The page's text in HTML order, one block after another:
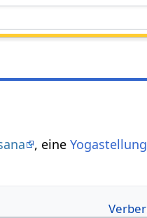
, eineYogastellung